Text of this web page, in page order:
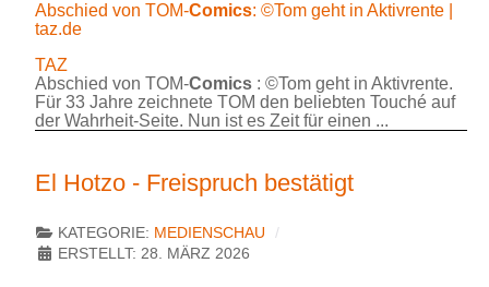
Abschied von TOM-Comics: ©Tom geht in Aktivrente |
taz.de
TAZ
Abschied von TOM-Comics : ©Tom geht in Aktivrente.
Für 33 Jahre zeichnete TOM den beliebten Touché auf
der Wahrheit-Seite. Nun ist es Zeit für einen ...
El Hotzo - Freispruch bestätigt
KATEGORIE: MEDIENSCHAU
ERSTELLT: 28. MÄRZ 2026